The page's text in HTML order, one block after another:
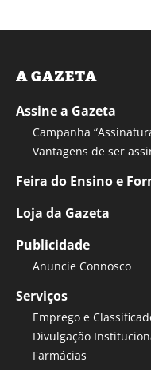
A GAZETA
Assine a Gazeta
Campanha
Vantagens de ser
Feira do Ensino e
Loja da Gazeta
Publicidade
Anuncie Connosco
Serviços
Emprego e
Divulgação
Farmácias